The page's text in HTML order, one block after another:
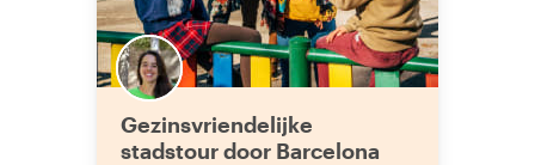
Gezinsvriendelijke
stadstour door Barcelona